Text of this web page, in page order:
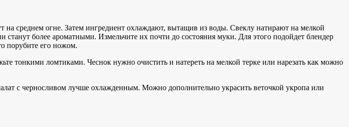
на среднем огне. Затем ингредиент охлаждают, вытащив из воды. Свеклу натирают на мелкой
более ароматными. Измельчите их почти до состояния муки. Для этого подойдет блендер
порубите его ножом.
тонкими ломтиками. Чеснок нужно очистить и натереть на мелкой терке или нарезать как можно
с черносливом лучше охлажденным. Можно дополнительно украсить веточкой укропа или